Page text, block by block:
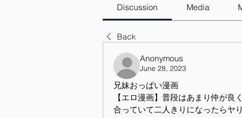
Discussion Media
Back
Anonymous
June 28, 2023
兄妹おっぱい漫画
【エロ漫画】普段はあまり仲が
合っていて二人きりになったらヤ